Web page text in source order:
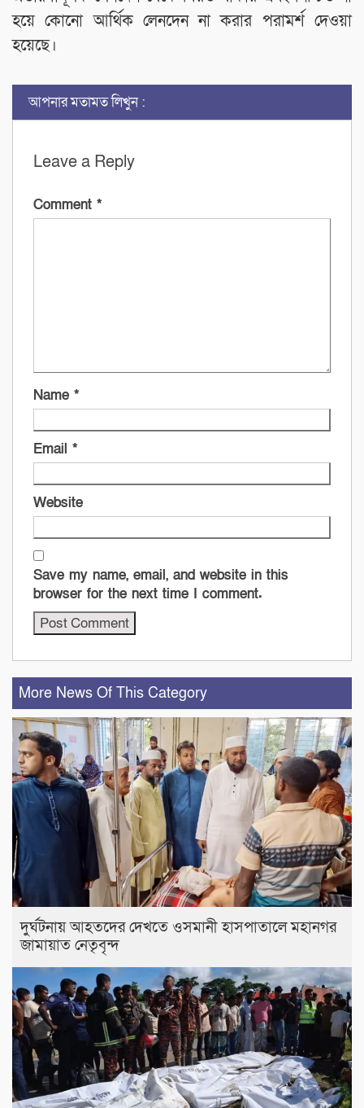
হয়ে কোনো আর্থিক লেনদেন না করার পরামর্শ দেওয়া
হয়েছে।
আপনার মতামত লিখুন :
Leave a Reply
Comment *
Name *
Email *
Website
Save my name, email, and website in this
browser for the next time I comment.
More News Of This Category
দুর্ঘটনায় আহতদের দেখতে ওসমানী হাসপাতালে মহানগর
জামায়াত নেতৃবৃন্দ